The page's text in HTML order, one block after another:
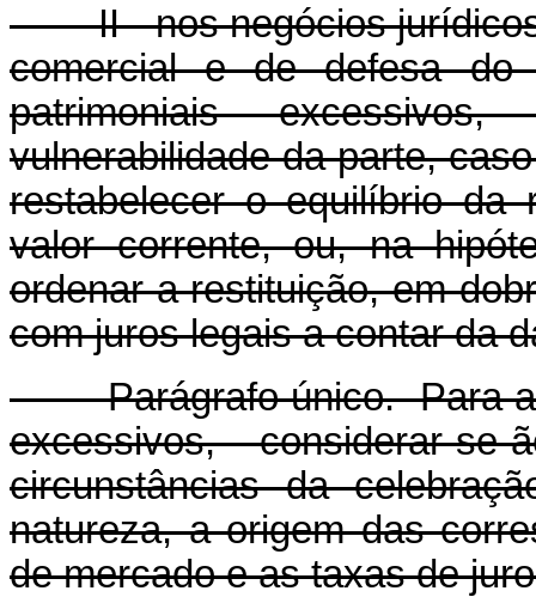
II - nos negócios jurídicos
comercial e de defesa do
patrimoniais
vulnerabilidade da parte,
restabelecer o equilíbrio da
valor corrente, ou, na
ordenar a restituição, em
com juros legais a contar da
Parágrafo único. Para a
excessivos, considerar-
circunstâncias da
natureza, a origem das
de mercado e as taxas de